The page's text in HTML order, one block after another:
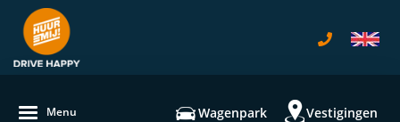
Menu Wagenpark Vestigingen